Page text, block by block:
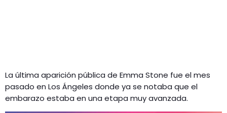
La última aparición pública de Emma Stone fue el mes
pasado en Los Ángeles donde ya se notaba que el
embarazo estaba en una etapa muy avanzada.